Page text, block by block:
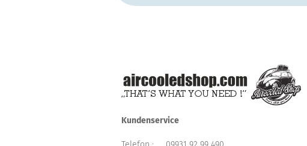
Kundenservice